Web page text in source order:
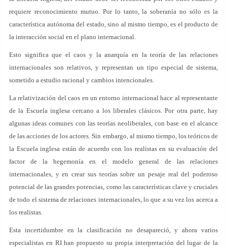
requiere reconocimiento mutuo. Por lo tanto, la soberanía no sólo es la
característica autónoma del estado, sino al mismo tiempo, es el producto de
la interacción social en el plano internacional.
Esto significa que el caos y la anarquía en la teoría de las relaciones
internacionales son relativos, y representan un tipo especial de sistema,
sometido a estudio racional y cambios intencionales.
La relativización del caos en un entorno internacional hace al representante
de la Escuela inglesa cercano a los liberales clásicos. Por otra parte, hay
algunas ideas comunes con las teorías neoliberales, con base en el alcance
de las acciones de los actores. Sin embargo, al mismo tiempo, los teóricos de
la Escuela inglesa están de acuerdo con los realistas en su evaluación del
factor de la hegemonía en el modelo general de las relaciones
internacionales, y en crear sus teorías sobre un pesaje real del poderoso
potencial de las grandes potencias, como las características clave y cruciales
de todo el sistema de relaciones internacionales, lo que a su vez los acerca a
los realistas.
Esta incertidumbre en la clasificación no desapareció, y ahora varios
especialistas en RI han propuesto su propia interpretación del lugar de la